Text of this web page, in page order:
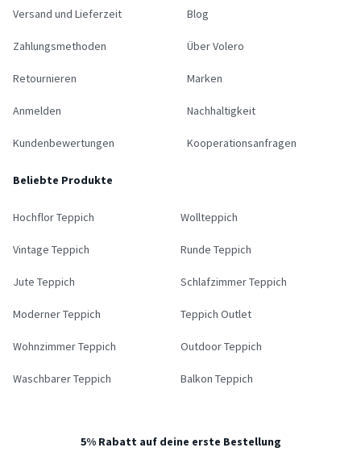
Versand und Lieferzeit
Zahlungsmethoden
Retournieren
Anmelden
Kundenbewertungen
Blog
Über Volero
Marken
Nachhaltigkeit
Kooperationsanfragen
Beliebte Produkte
Hochflor Teppich Wollteppich
Vintage Teppich Runde Teppich
Jute Teppich Schlafzimmer Teppich
Moderner Teppich Teppich Outlet
Wohnzimmer Teppich Outdoor Teppich
Waschbarer Teppich Balkon Teppich
5% Rabatt auf deine erste Bestellung